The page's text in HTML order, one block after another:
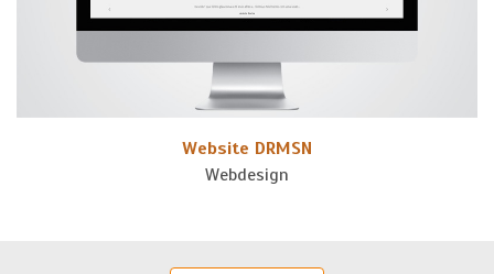
Website DRMSN
Webdesign